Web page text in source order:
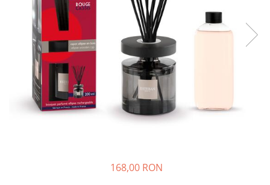
168,00 RON